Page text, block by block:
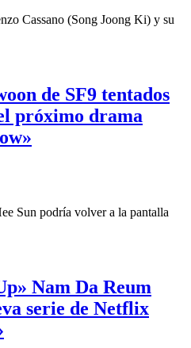
Cassano (Song Joong Ki) y su
de SF9 tentados
próximo drama
Sun podría volver a la pantalla
Nam Da Reum
serie de Netflix